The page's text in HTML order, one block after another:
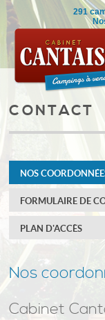
291
BIEN
CONTACT
NOS
FORMULAIRE DE
PLAN D'ACCÈS
Nos
Cabinet